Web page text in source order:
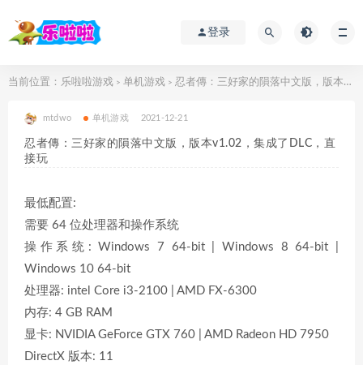
登录
当前位置： 乐啦啦游戏 > 单机游戏 > 忍者傳：三好家的隕落中文版，版本v1.02，集成了DLC，直接玩
mtdwo 单机游戏 2021-12-21
忍者傳：三好家的隕落中文版，版本v1.02，集成了DLC，直
接玩
最低配置:
需要 64 位处理器和操作系统
操作系统: Windows 7 64-bit | Windows 8 64-bit |
Windows 10 64-bit
处理器: intel Core i3-2100 | AMD FX-6300
内存: 4 GB RAM
显卡: NVIDIA GeForce GTX 760 | AMD Radeon HD 7950
DirectX 版本: 11